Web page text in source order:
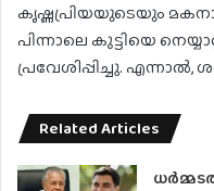
കൃഷ്ണപ്രിയയുടെയും
പിന്നാലെ കുട്ടിയെ
പ്രവേശിപ്പിച്ചു. എന്നാൽ,
Related Articles